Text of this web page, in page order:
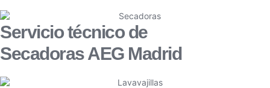
Servicio técnico de
Secadoras AEG Madrid